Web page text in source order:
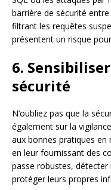
barrière de sécurité
filtrant les requêtes
présentent un risque
6.
sécurité
N’oubliez pas que la
également sur la
aux bonnes pratiques
en leur fournissant des
passe robustes,
protéger leurs propres